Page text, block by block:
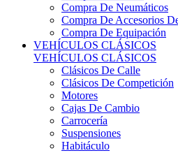
Compra De Neumáticos
Compra De Accesorios
Compra De Equipación
VEHÍCULOS CLÁSICOS
VEHÍCULOS CLÁSICOS
Clásicos De Calle
Clásicos De Competición
Motores
Cajas De Cambio
Carrocería
Suspensiones
Habitáculo